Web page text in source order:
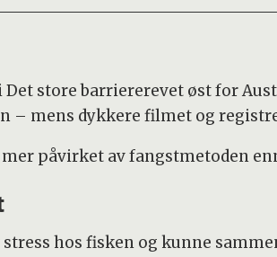
store barriererevet øst for
– mens dykkere filmet og
påvirket av fangstmetoden
hos fisken og kunne